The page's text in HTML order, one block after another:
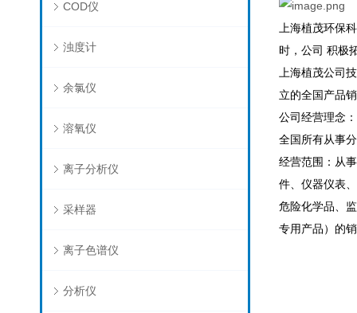
COD仪
浊度计
余氯仪
溶氧仪
离子分析仪
采样器
离子色谱仪
分析仪
上海植茂环保
时，公司 积极
上海植茂公司
立的全国产品
公司经营理念
全国所有从事
经营范围：从
件、仪器仪表
危险化学品、
专用产品）的